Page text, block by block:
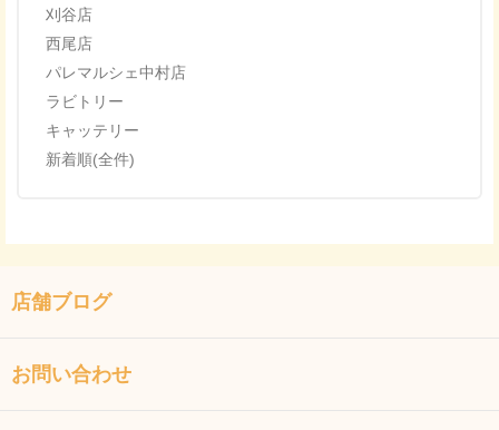
刈谷店
西尾店
パレマルシェ中村店
ラビトリー
キャッテリー
新着順(全件)
店舗ブログ
お問い合わせ